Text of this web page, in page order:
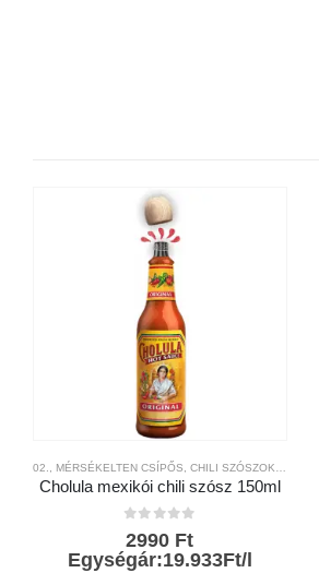
02., MÉRSÉKELTEN CSÍPŐS CHILI SZÓSZOK ÉS KRÉMEK
Cholula mexikói chili szósz 150ml
2990 Ft
Egységár:19.933Ft/l